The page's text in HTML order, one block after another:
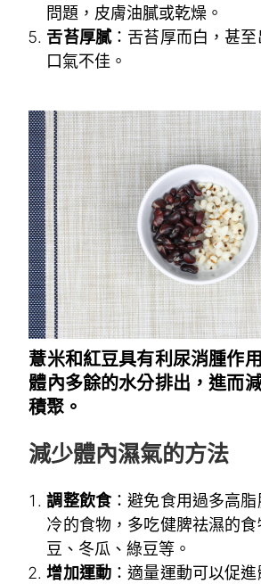
問題，皮膚油膩或乾燥。
舌苔厚膩：舌苔厚而白，甚至
口氣不佳。
薏米和紅豆具有利尿消腫作
體內多餘的水分排出，進而
積聚。
減少體內濕氣的方法
調整飲食：避免食用過多高
冷的食物，多吃健脾祛濕的
豆、冬瓜、綠豆等。
增加運動 ：適量運動可以促